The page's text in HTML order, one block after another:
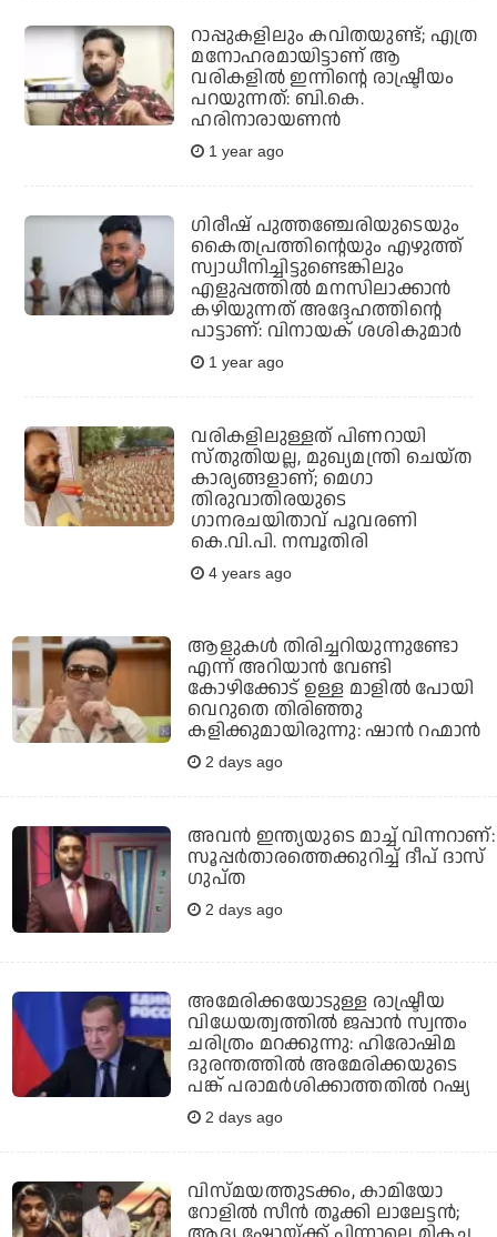
റാപ്പുകളിലും കവിതയുണ്ട്; എത്ര
മനോഹരമായിട്ടാണ് ആ
വരികളില്‍ ഇന്നിന്റെ രാഷ്ട്രീയം
പറയുന്നത്: ബി.കെ.
ഹരിനാരായണന്‍
1 year ago
ഗിരീഷ് പുത്തഞ്ചേരിയുടെയും
കൈതപ്രത്തിന്റെയും എഴുത്ത്
സ്വാധീനിച്ചിട്ടുണ്ടെങ്കിലും
എളുപ്പത്തില്‍ മനസിലാക്കാന്‍
കഴിയുന്നത് അദ്ദേഹത്തിന്റെ
പാട്ടാണ്: വിനായക് ശശികുമാര്‍
1 year ago
വരികളിലുള്ളത് പിണറായി
സ്തുതിയല്ല, മുഖ്യമന്ത്രി ചെയ്ത
കാര്യങ്ങളാണ്; മെഗാ
തിരുവാതിരയുടെ
ഗാനരചയിതാവ് പൂവരണി
കെ.വി.പി. നമ്പൂതിരി
4 years ago
ആളുകൾ തിരിച്ചറിയുന്നുണ്ടോ
എന്ന് അറിയാൻ വേണ്ടി
കോഴിക്കോട് ഉള്ള മാളിൽ പോയി
വെറുതെ തിരിഞ്ഞു
കളിക്കുമായിരുന്നു: ഷാൻ റഹ്മാൻ
2 days ago
അവന്‍ ഇന്ത്യയുടെ മാച്ച് വിന്നറാണ്:
സൂപ്പര്‍താരത്തെക്കുറിച്ച് ദീപ് ദാസ്
ഗുപ്ത
2 days ago
അമേരിക്കയോടുള്ള രാഷ്ട്രീയ
വിധേയത്വത്തില്‍ ജപ്പാന്‍ സ്വന്തം
ചരിത്രം മറക്കുന്നു: ഹിരോഷിമ
ദുരന്തത്തില്‍ അമേരിക്കയുടെ
പങ്ക് പരാമര്‍ശിക്കാത്തതില്‍ റഷ്യ
2 days ago
വിസ്മയത്തുടക്കം, കാമിയോ
റോളില്‍ സീന്‍ തൂക്കി ലാലേട്ടന്‍;